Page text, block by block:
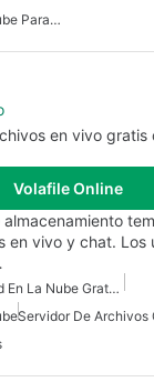
Copia De Seguridad En La Nube Para Android
en vivo gratis
Volafile Online
en vivo y chat. Los
Copia De Seguridad En La Nube Gratuita
Servidor De Archivos